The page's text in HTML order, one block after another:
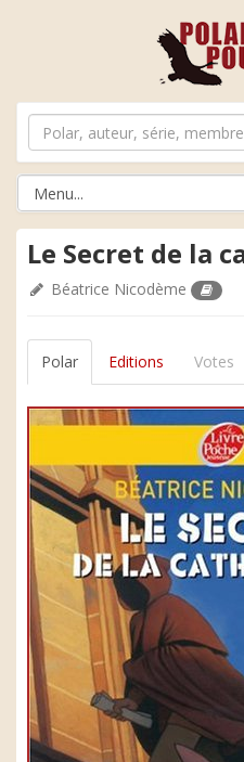
Le Secret de la
Béatrice Nicodème
Polar Editions Votes